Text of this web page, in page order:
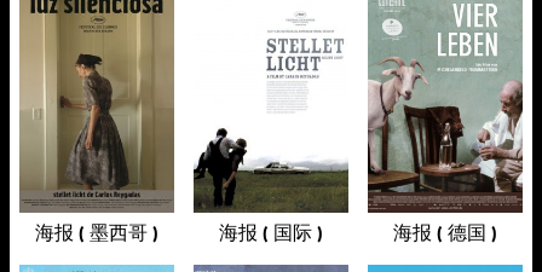
海报 ( 墨西哥 ) 海报 ( 国际 ) 海报 ( 德国 )